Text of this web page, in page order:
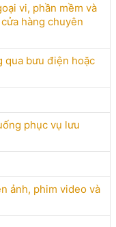
vi, phần mềm và
hàng chuyên
qua bưu điện hoặc
phục vụ lưu
ảnh, phim video và